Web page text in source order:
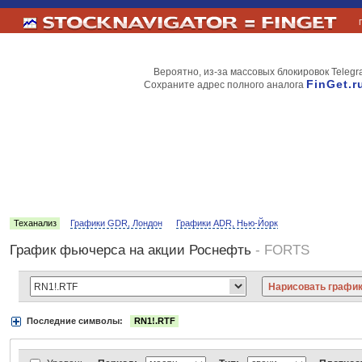
Вероятно, из-за массовых блокировок
Сохраните адрес полного аналога
Теханализ Графики GDR, Лондон Графики ADR, Нью-Йорк
График фьючерса на акции Роснефть - FORTS
Последние символы:
RN1!.RTF
АДР Нью-Йорк:
Вымпелком Газпром Газпромнефть Киви ЛУКойл